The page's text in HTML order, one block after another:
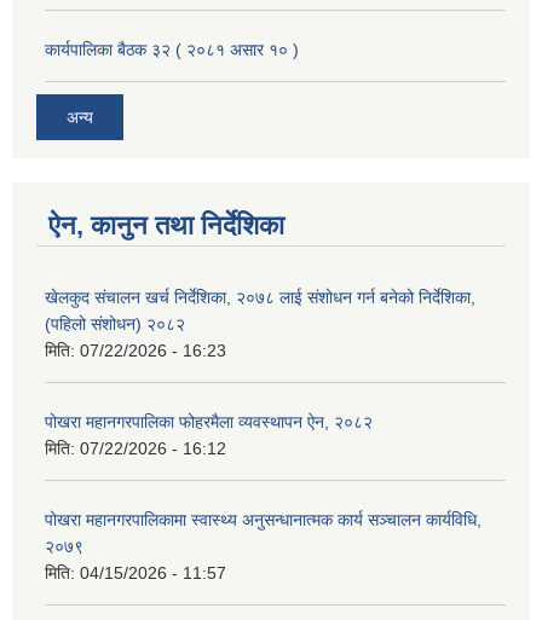
कार्यपालिका बैठक ३२ ( २०८१ असार १० )
अन्य
ऐन, कानुन तथा निर्देशिका
खेलकुद संचालन खर्च निर्देशिका, २०७८ लाई संशोधन गर्न बनेको निर्देशिका,
(पहिलो संशोधन) २०८२
मिति: 07/22/2026 - 16:23
पोखरा महानगरपालिका फोहरमैला व्यवस्थापन ऐन, २०८२
मिति: 07/22/2026 - 16:12
पोखरा महानगरपालिकामा स्वास्थ्य अनुसन्धानात्मक कार्य सञ्चालन कार्यविधि,
२०७९
मिति: 04/15/2026 - 11:57